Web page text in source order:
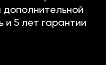
и 5 лет гарантии